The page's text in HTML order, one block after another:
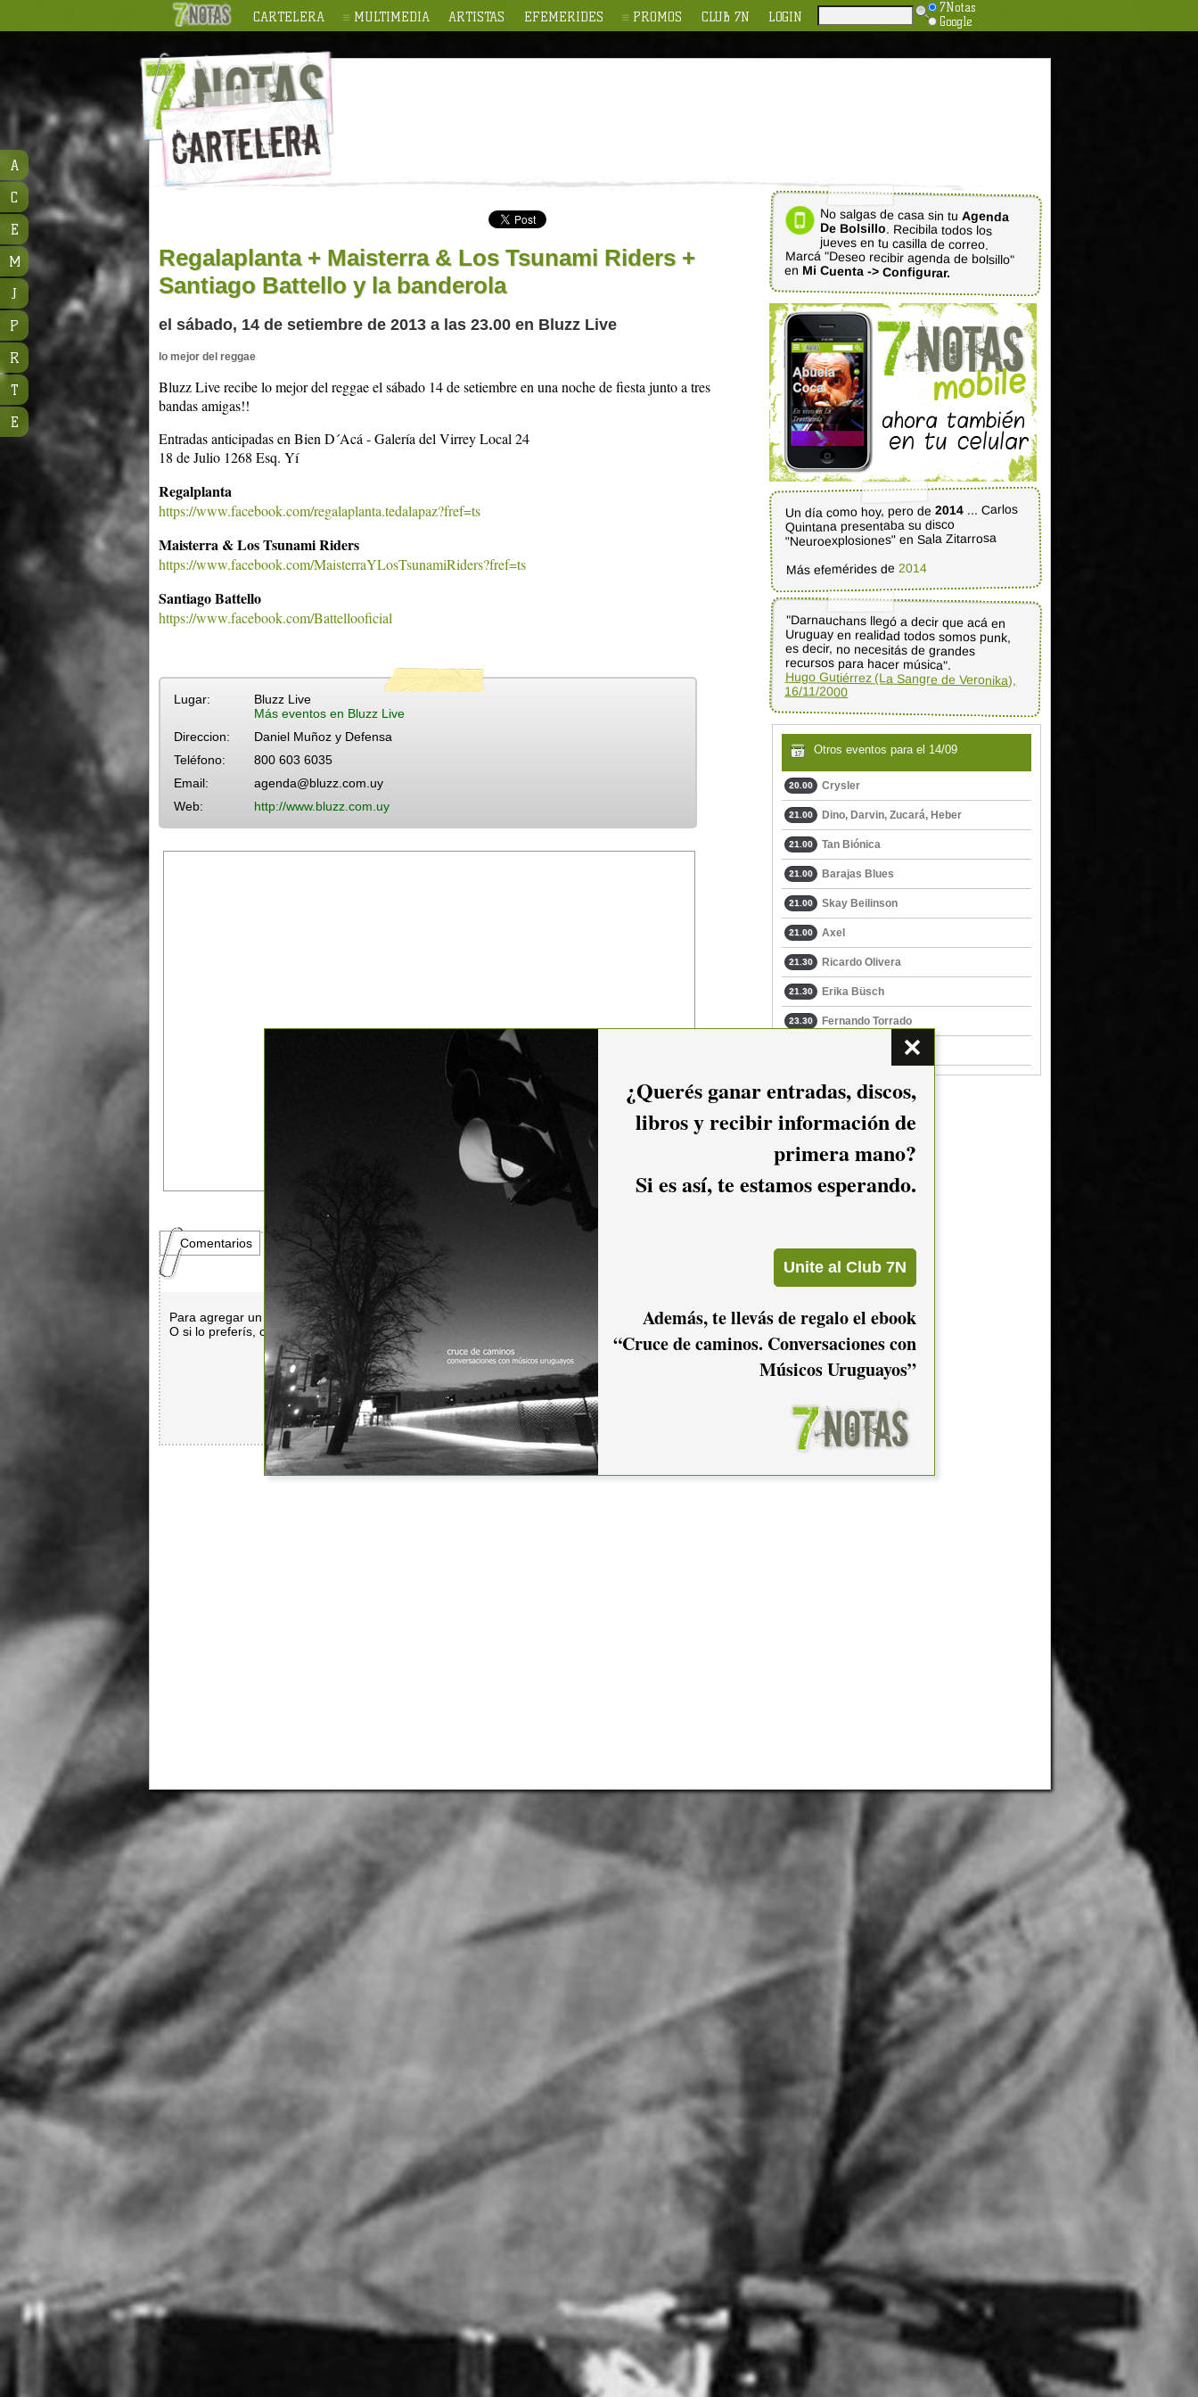
CARTELERA MULTIMEDIA ARTISTAS EFEMERIDES PROMOS CLUB 7N LOGIN
7Notas
Google
Regalaplanta + Maisterra & Los Tsunami Riders +
Santiago Battello y la banderola
el sábado, 14 de setiembre de 2013 a las 23.00 en Bluzz Live
lo mejor del reggae
Bluzz Live recibe lo mejor del reggae el sábado 14 de setiembre en una noche de fiesta junto a tres
bandas amigas!!
Entradas anticipadas en Bien D´Acá - Galería del Virrey Local 24
18 de Julio 1268 Esq. Yí
Regalplanta
https://www.facebook.com/regalaplanta.tedalapaz?fref=ts
Maisterra & Los Tsunami Riders
https://www.facebook.com/MaisterraYLosTsunamiRiders?fref=ts
Santiago Battello
https://www.facebook.com/Battellooficial
Lugar:
Bluzz Live
Más eventos en Bluzz Live
Direccion:
Daniel Muñoz y Defensa
Teléfono:
800 603 6035
Email:
agenda@bluzz.com.uy
Web:
http://www.bluzz.com.uy
Comentarios
Para agregar un comentario es necesario hacer
login.
O si lo preferís, con
Facebook
No salgas de casa sin tu Agenda
De Bolsillo. Recibila todos los
jueves en tu casilla de correo.
Marcá "Deseo recibir agenda de bolsillo"
en Mi Cuenta -> Configurar.
Un día como hoy, pero de 2014 ... Carlos
Quintana presentaba su disco
"Neuroexplosiones" en Sala Zitarrosa
Más efemérides de 2014
"Darnauchans llegó a decir que acá en
Uruguay en realidad todos somos punk,
es decir, no necesitás de grandes
recursos para hacer música".
Hugo Gutiérrez (La Sangre de Veronika),
16/11/2000
Otros eventos para el 14/09
20.00 Crysler
21.00 Dino, Darvin, Zucará, Heber
21.00 Tan Biónica
21.00 Barajas Blues
21.00 Skay Beilinson
21.00 Axel
21.30 Ricardo Olivera
21.30 Erika Büsch
23.30 Fernando Torrado
A
C
E
M
J
P
R
T
E
¿Querés ganar entradas, discos,
libros y recibir información de
primera mano?
Si es así, te estamos esperando.
Además, te llevás de regalo el ebook
“Cruce de caminos. Conversaciones con
Músicos Uruguayos”